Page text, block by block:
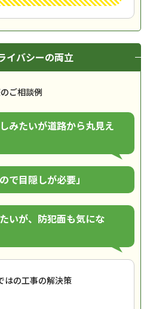
イバシーの両立
ご相談例
みたいが道路から丸見え
で目隠しが必要」
いが、防犯面も気にな
はの工事の解決策